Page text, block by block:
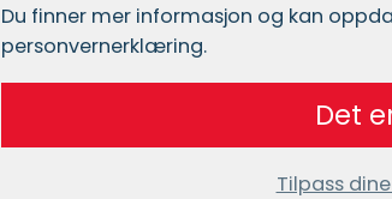
Du finner mer informasjon og kan
personvernerklæring.
Det
Tilpass